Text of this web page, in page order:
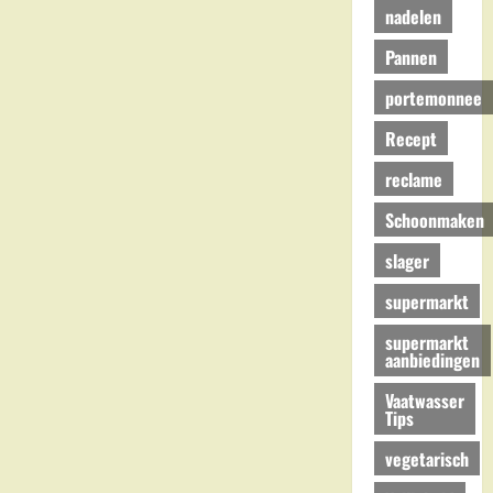
nadelen
Pannen
portemonnee
Recept
reclame
Schoonmaken
slager
supermarkt
supermarkt
aanbiedingen
Vaatwasser
Tips
vegetarisch